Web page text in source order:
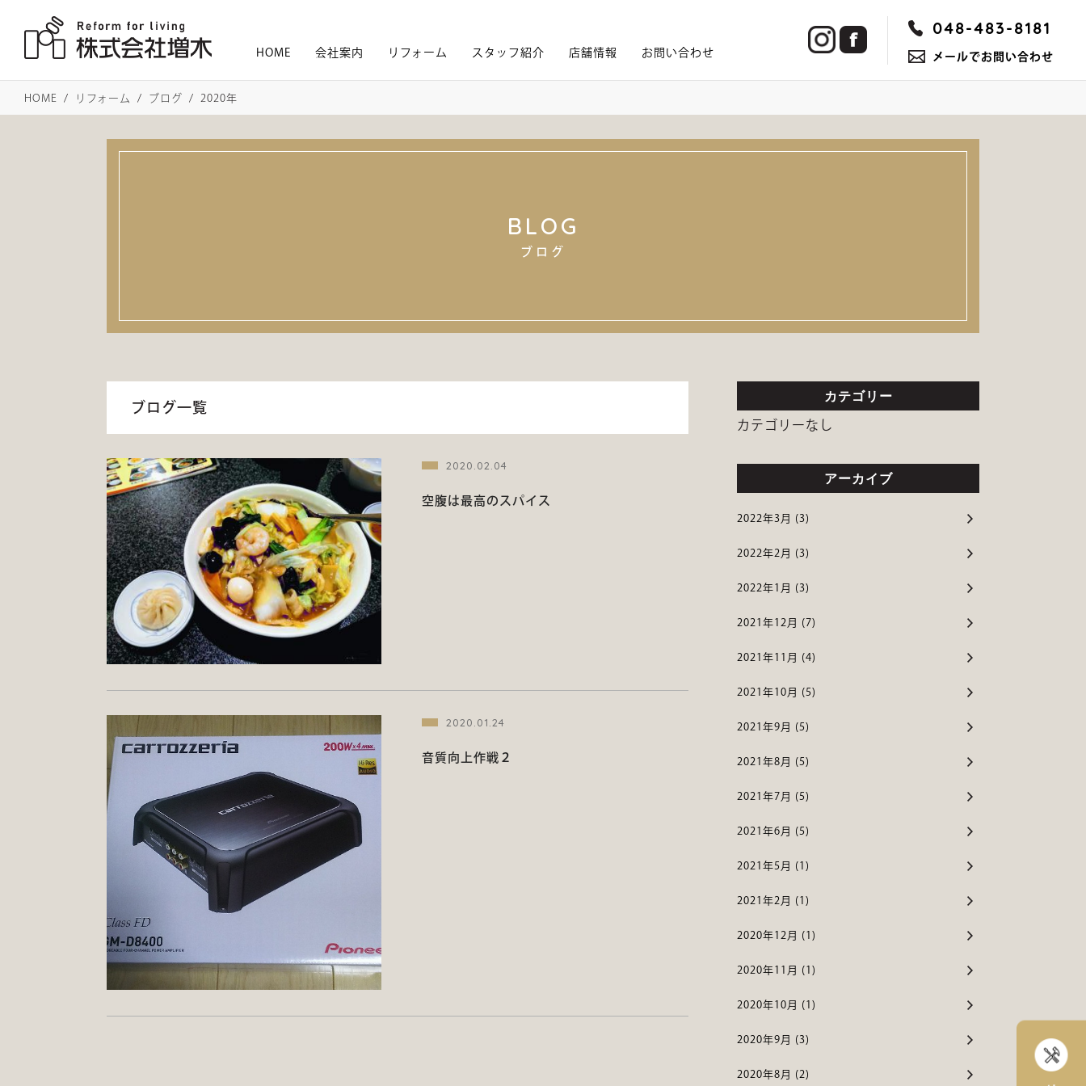
HOME 会社案内 リフォーム スタッフ紹介 店舗情報 お問い合わせ
048-483-8181
メールでお問い合わせ
HOME リフォーム ブログ 2020年
BLOG
ブログ
ブログ一覧
2020.02.04
空腹は最高のスパイス
2020.01.24
音質向上作戦２
カテゴリー
カテゴリーなし
アーカイブ
2022年3月 (3)
2022年2月 (3)
2022年1月 (3)
2021年12月 (7)
2021年11月 (4)
2021年10月 (5)
2021年9月 (5)
2021年8月 (5)
2021年7月 (5)
2021年6月 (5)
2021年5月 (1)
2021年2月 (1)
2020年12月 (1)
2020年11月 (1)
2020年10月 (1)
2020年9月 (3)
2020年8月 (2)